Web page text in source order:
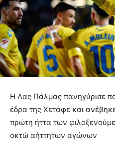
Η Λας Πάλμας πανηγύρισε
έδρα της Χετάφε και
πρώτη ήττα των
οκτώ αήττητων αγώνων